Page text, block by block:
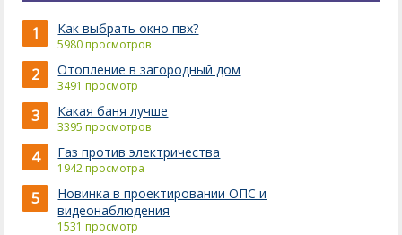
1 Как выбрать окно пвх?
5980 просмотров
2 Отопление в загородный дом
3491 просмотр
3 Какая баня лучше
3395 просмотров
4 Газ против электричества
1942 просмотра
5
Новинка в проектировании ОПС и
видеонаблюдения
1531 просмотр